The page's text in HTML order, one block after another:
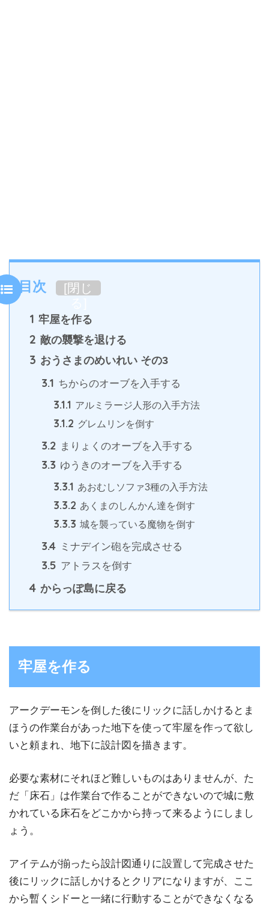
目次 [閉じ
1 牢屋を作る
2 敵の襲撃を退ける
3 おうさまのめいれい その3
3.1 ちからのオーブを入手する
3.1.1 アルミラージ人形の入手方法
3.1.2 グレムリンを倒す
3.2 まりょくのオーブを入手する
3.3 ゆうきのオーブを入手する
3.3.1 あおむしソファ3種の入手方法
3.3.2 あくまのしんかん達を倒す
3.3.3 城を襲っている魔物を倒す
3.4 ミナデイン砲を完成させる
3.5 アトラスを倒す
4 からっぽ島に戻る
牢屋を作る
アークデーモンを倒した後にリックに話しかけるとま
ほうの作業台があった地下を使って牢屋を作って欲し
いと頼まれ、地下に設計図を描きます。
必要な素材にそれほど難しいものはありませんが、た
だ「床石」は作業台で作ることができないので城に敷
かれている床石をどこかから持って来るようにしまし
ょう。
アイテムが揃ったら設計図通りに設置して完成させた
後にリックに話しかけるとクリアになりますが、ここ
から暫くシドーと一緒に行動することができなくなる